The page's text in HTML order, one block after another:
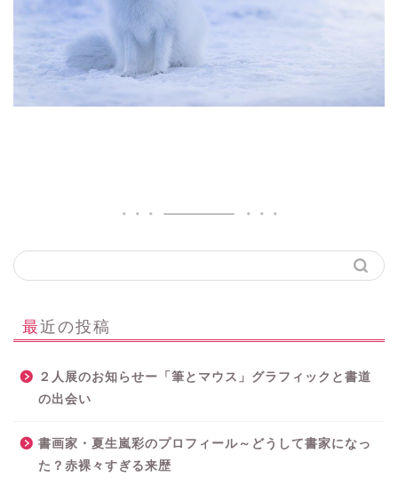
最近の投稿
２人展のお知らせー「筆とマウス」グラフィックと書道
の出会い
書画家・夏生嵐彩のプロフィール～どうして書家になっ
た？赤裸々すぎる来歴